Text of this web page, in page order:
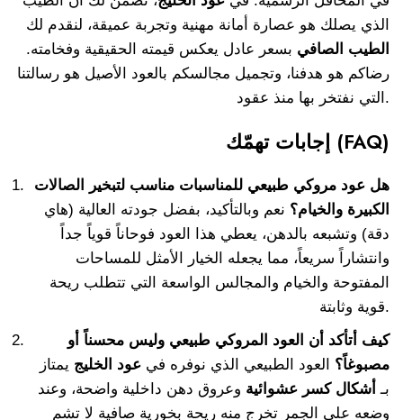
الذي يصلك هو عصارة أمانة مهنية وتجربة عميقة، لنقدم لك
الطيب الصافي بسعر عادل يعكس قيمته الحقيقية وفخامته.
رضاكم هو هدفنا، وتجميل مجالسكم بالعود الأصيل هو رسالتنا
التي نفتخر بها منذ عقود.
إجابات تهمّك (FAQ)
هل عود مروكي طبيعي للمناسبات مناسب لتبخير الصالات
الكبيرة والخيام؟ نعم وبالتأكيد، بفضل جودته العالية (هاي
دقة) وتشبعه بالدهن، يعطي هذا العود فوحاناً قوياً جداً
وانتشاراً سريعاً، مما يجعله الخيار الأمثل للمساحات
المفتوحة والخيام والمجالس الواسعة التي تتطلب ريحة
قوية وثابتة.
كيف أتأكد أن العود المروكي طبيعي وليس محسناً أو
مصبوغاً؟ العود الطبيعي الذي نوفره في عود الخليج يمتاز
بـ أشكال كسر عشوائية وعروق دهن داخلية واضحة، وعند
وضعه على الجمر تخرج منه ريحة بخورية صافية لا تشم